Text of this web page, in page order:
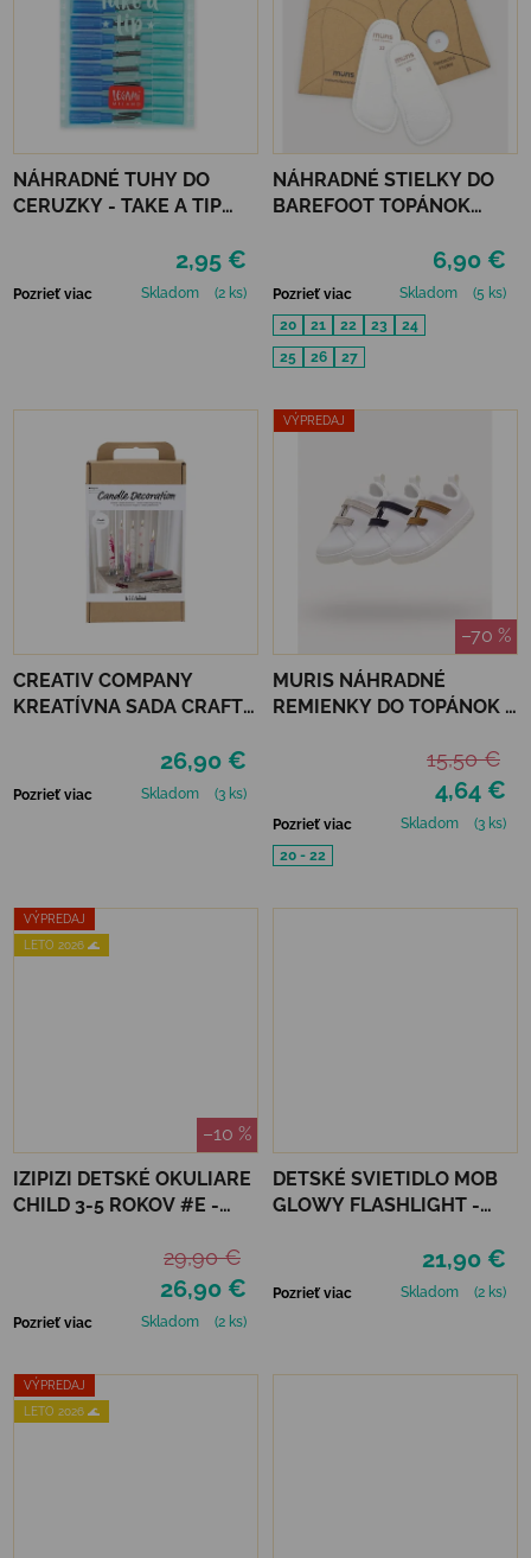
NÁHRADNÉ TUHY DO
CERUZKY - TAKE A TIP
2,95 €
Pozrieť viac Skladom (2 ks)
NÁHRADNÉ STIELKY DO
BAREFOOT TOPÁNOK
6,90 €
Pozrieť viac Skladom
(5 ks)
20
21 22 23
24
25
26 27
CREATIV COMPANY
KREATÍVNA SADA CRAFT
26,90 €
Pozrieť viac Skladom (3 ks)
VÝPREDAJ
–70 %
MURIS NÁHRADNÉ
REMIENKY DO TOPÁNOK 3
4,64 €
15,50 €
Pozrieť viac Skladom
(3 ks)
20 - 22
VÝPREDAJ
LETO 2026 🌊
–10 %
IZIPIZI DETSKÉ OKULIARE
CHILD 3-5 ROKOV #E -
26,90 €
29,90 €
Pozrieť viac Skladom (2 ks)
DETSKÉ SVIETIDLO MOB
GLOWY FLASHLIGHT -
21,90 €
Pozrieť viac Skladom (2 ks)
VÝPREDAJ
LETO 2026 🌊